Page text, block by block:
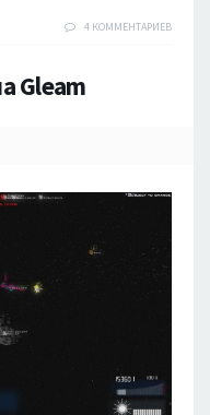
4 КОММЕНТАРИЕВ
Gleam